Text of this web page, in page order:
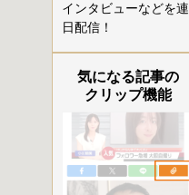
インタビューなどを連
日配信！
気になる記事の
クリップ機能